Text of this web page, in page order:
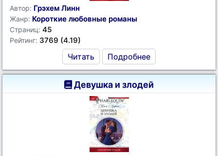
Автор: Грэхем Линн
Жанр: Короткие любовные романы
Страниц: 45
Рейтинг: 3769 (4.19)
Читать Подробнее
Девушка и злодей